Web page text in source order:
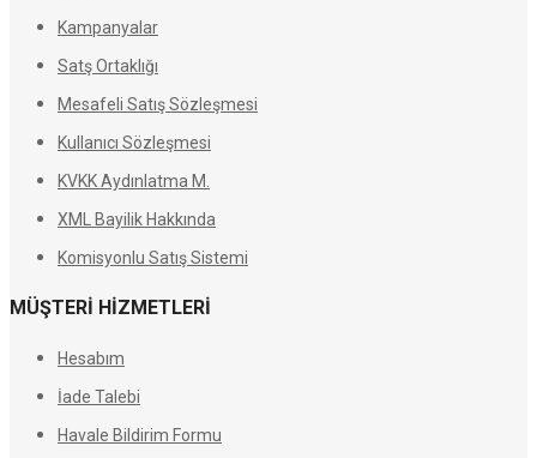
Kampanyalar
Satş Ortaklığı
Mesafeli Satış Sözleşmesi
Kullanıcı Sözleşmesi
KVKK Aydınlatma M.
XML Bayilik Hakkında
Komisyonlu Satış Sistemi
MÜŞTERİ HİZMETLERİ
Hesabım
İade Talebi
Havale Bildirim Formu